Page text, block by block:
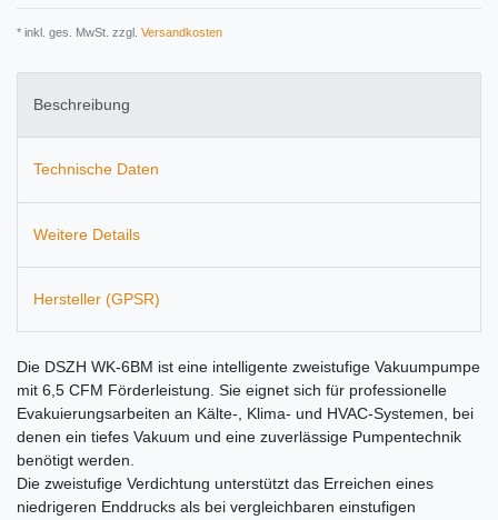
* inkl. ges. MwSt. zzgl. Versandkosten
Beschreibung
Technische Daten
Weitere Details
Hersteller (GPSR)
Die DSZH WK-6BM ist eine intelligente zweistufige Vakuumpumpe
mit 6,5 CFM Förderleistung. Sie eignet sich für professionelle
Evakuierungsarbeiten an Kälte-, Klima- und HVAC-Systemen, bei
denen ein tiefes Vakuum und eine zuverlässige Pumpentechnik
benötigt werden.
Die zweistufige Verdichtung unterstützt das Erreichen eines
niedrigeren Enddrucks als bei vergleichbaren einstufigen